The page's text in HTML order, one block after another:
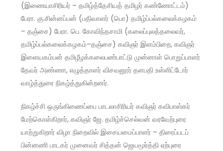
(இணையாசிரியர் – தமிழ்த்தேசியத் தமிழர் கண்ணோட்டம்)
பேரா. கு.சின்னப்பன் (பதிவாளர் (பொ) தமிழ்ப்பல்கலைக்கழகம்
– தஞ்சை) பேரா. பெ. கோவிந்தசாமி (கலைப்புலத்தலைவர்,
தமிழ்ப்பல்கலைக்கழகம்–தஞ்சை) கவிஞர் இளம்பிறை, கவிஞர்
இளையகம்பன் தமிழீழக்கலைபண்பாட்டு முன்னாள் பொறுப்பாளர்
தேவர் அண்ணா, எழுத்தாளர் விசவனூர் தளபதி உள்ளிட்டோர்
வாழ்த்துரை நிகழ்த்துகின்றனர்.
நிகழ்ச்சி ஒருங்கிணைப்பை பாடலாசிரியர் கவிஞர் கவிபாஸ்கர்
மேற்கொள்கிறார், கவிஞர் ஜே. தமிழ்ச்செல்வன் வரவேற்புரை
யாற்றுகிறார் விழா நிறைவில் இசையமைப்பாளர் – திரைப்படப்
பின்னணி பாடகர் முனைவர் சித்தன் ஜெயமூர்த்தி ஏற்புரை